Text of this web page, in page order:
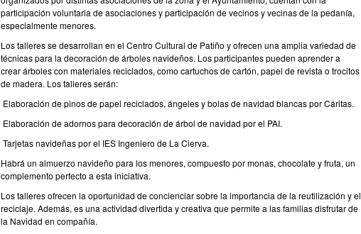
participación voluntaria de asociaciones y participación de vecinos y vecinas de la pedanía,
especialmente menores.
Los talleres se desarrollan en el Centro Cultural de Patiño y ofrecen una amplia variedad de
técnicas para la decoración de árboles navideños. Los participantes pueden aprender a
crear árboles con materiales reciclados, como cartuchos de cartón, papel de revista o trocitos
de madera. Los talleres serán:
Elaboración de pinos de papel reciclados, ángeles y bolas de navidad blancas por Cáritas.
Elaboración de adornos para decoración de árbol de navidad por el PAI.
Tarjetas navideñas por el IES Ingeniero de La Cierva.
Habrá un almuerzo navideño para los menores, compuesto por monas, chocolate y fruta, un
complemento perfecto a esta iniciativa.
Los talleres ofrecen la oportunidad de concienciar sobre la importancia de la reutilización y el
reciclaje. Además, es una actividad divertida y creativa que permite a las familias disfrutar de
la Navidad en compañía.